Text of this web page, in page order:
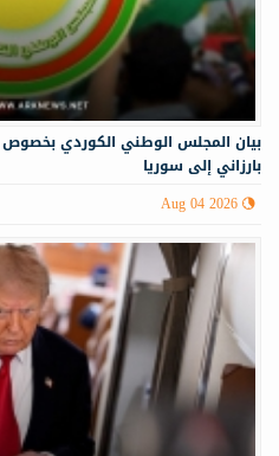
‏‏بيان المجلس الوطني الكوردي بخصوص
بارزاني إلى سوريا
Aug 04 2026